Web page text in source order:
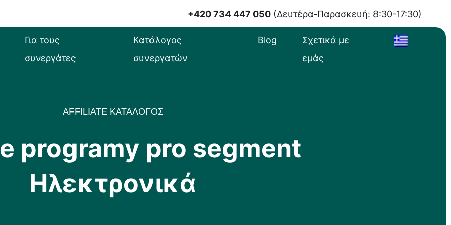
+420 734 447 050 (Δευτέρα-Παρασκευή: 8:30-17:30)
Για τους
συνεργάτες
Κατάλογος
συνεργατών
Blog
Σχετικά με
εμάς
AFFILIATE ΚΑΤΑΛΟΓΟΣ
programy pro segment
Ηλεκτρονικά